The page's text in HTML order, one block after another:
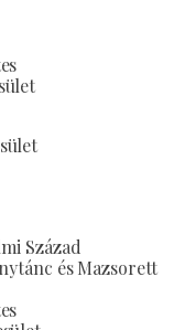
Század
és Mazsorett